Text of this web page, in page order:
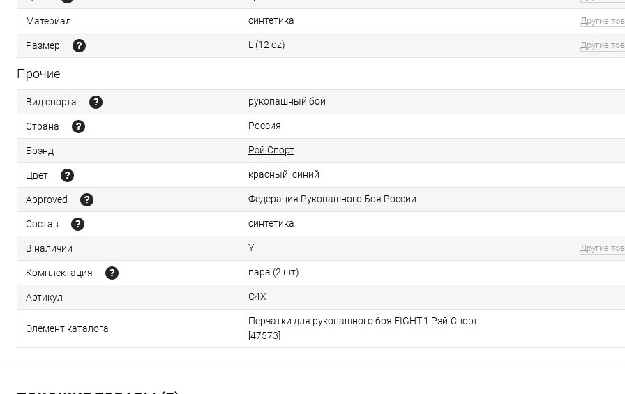
Материал синтетика Другие
Размер L (12 oz) Другие
Прочие
Вид спорта рукопашный бой
Страна Россия
Брэнд Рэй Спорт
Цвет красный, синий
Approved Федерация Рукопашного Боя России
Состав синтетика
В наличии Y Другие
Комплектация пара (2 шт)
Артикул С4Х
Элемент каталога
Перчатки для рукопашного боя FIGHT-1 Рэй-Спорт
[47573]